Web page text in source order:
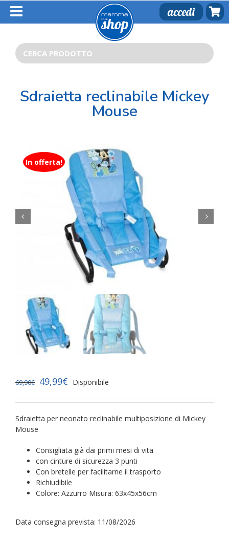
Salta
contenuto
accedi
Cerca
per:
Sdraietta reclinabile Mickey
Mouse
In offerta!
 
69,90€ 49,99€ Disponibile
Sdraietta per neonato reclinabile multiposizione di Mickey
Mouse
Consigliata già dai primi mesi di vita
con cinture di sicurezza 3 punti
Con bretelle per facilitarne il trasporto
Richiudibile
Colore: Azzurro Misura: 63x45x56cm
Data consegna prevista: 11/08/2026